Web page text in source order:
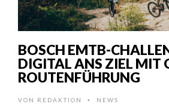
BOSCH EMTB-
DIGITAL ANS ZIEL MIT
ROUTENFÜHRUNG
VON REDAKTION • NEWS